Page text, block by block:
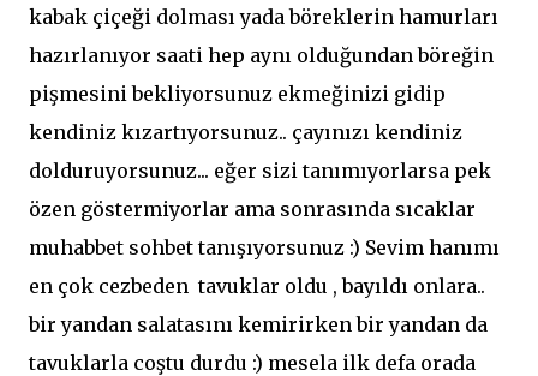
kabak çiçeği dolması yada böreklerin hamurları
hazırlanıyor saati hep aynı olduğundan böreğin
pişmesini bekliyorsunuz ekmeğinizi gidip
kendiniz kızartıyorsunuz.. çayınızı kendiniz
dolduruyorsunuz... eğer sizi tanımıyorlarsa pek
özen göstermiyorlar ama sonrasında sıcaklar
muhabbet sohbet tanışıyorsunuz :) Sevim hanımı
en çok cezbeden tavuklar oldu , bayıldı onlara..
bir yandan salatasını kemirirken bir yandan da
tavuklarla coştu durdu :) mesela ilk defa orada